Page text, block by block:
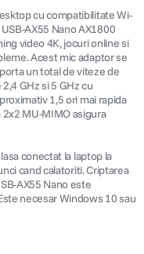
cu compatibilitate Wi-
AX55 Nano AX1800
video 4K, jocuri online si
Acest mic adaptor se
un total de viteze de
GHz si 5 GHz cu
1,5 ori mai rapida
MU-MIMO asigura
conectat la laptop la
cand calatoriti. Criptarea
AX55 Nano este
necesar Windows 10 sau